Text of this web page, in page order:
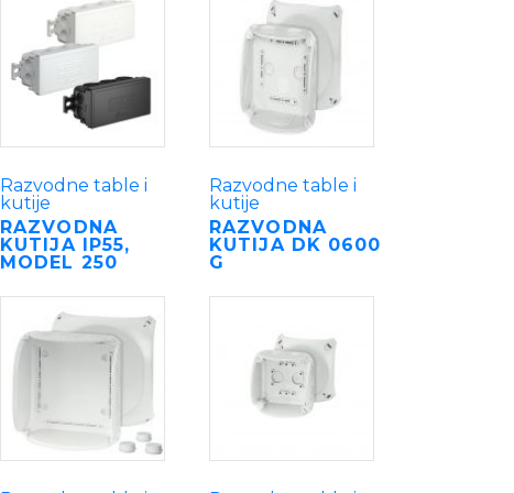
Razvodne table i
kutije
RAZVODNA
KUTIJA IP55,
MODEL 250
Razvodne table i
kutije
RAZVODNA
KUTIJA DK 0600
G